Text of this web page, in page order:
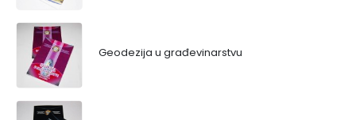
Geodezija u građevinarstvu